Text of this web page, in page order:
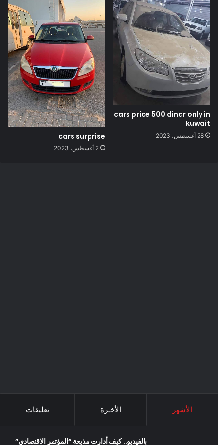
cars price 500 dinar only in
kuwait
28 أغسطس، 2023 cars surprise
2 أغسطس، 2023
الأشهر الأخيرة تعليقات
بالفيديو.. كيف أدارت مذيعة “المؤتمر الاقتصادي”